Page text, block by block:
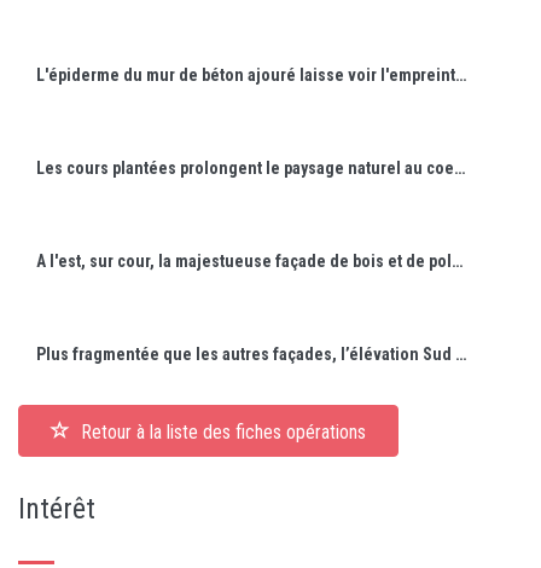
L'épiderme du mur de béton ajouré laisse voir l'empreinte des planches du coffrage en un subtil dialogue avec le bardage de bois.
Les cours plantées prolongent le paysage naturel au coeur de l'édifice.
A l'est, sur cour, la majestueuse façade de bois et de polycarbonate s'ouvre par un haut passage et sa forêt de poteaux.
Plus fragmentée que les autres façades, l’élévation Sud caractérisée par sa structure en double V affirme sa propre identité.
Retour à la liste des fiches opérations
Intérêt